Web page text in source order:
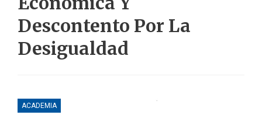
Descontento Por La
Desigualdad
ACADEMIA